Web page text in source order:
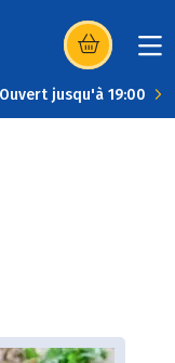
(s’ouvre dans
Ouvert jusqu'à 19:00